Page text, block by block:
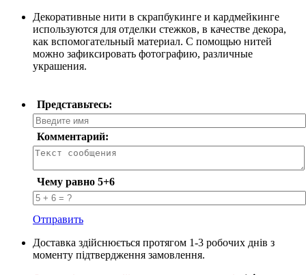
Декоративные нити в скрапбукинге и кардмейкинге
используются для отделки стежков, в качестве декора,
как вспомогательный материал. С помощью нитей
можно зафиксировать фотографию, различные
украшения.
Представьтесь:
Комментарий:
Чему равно 5+6
Отправить
Доставка здійснюється протягом 1-3 робочих днів з
моменту підтвердження замовлення.